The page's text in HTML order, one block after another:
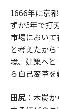
1666年に京
ずか5年で打
市場におい
と考えたか
境、建築へ
ら自己変革を
田尻：木炭